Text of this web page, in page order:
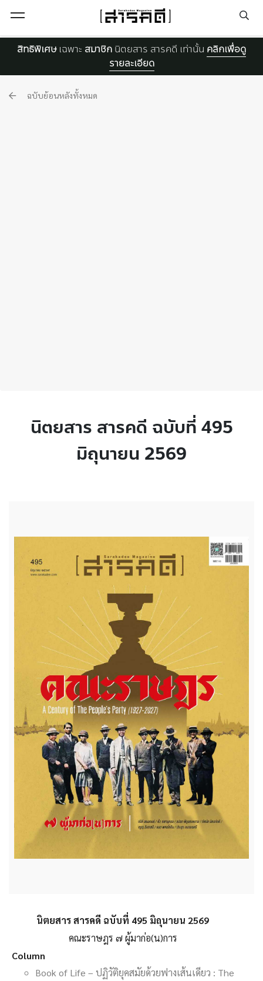
สิทธิพิเศษเฉพาะ สมาชิก นิตยสาร สารคดี เท่านั้น คลิกเพื่อดู
รายละเอียด
ฉบับย้อนหลังทั้งหมด
นิตยสาร สารคดี ฉบับที่ 495
มิถุนายน 2569
นิตยสาร สารคดี ฉบับที่ 495 มิถุนายน 2569
คณะราษฎร ๗ ผู้มาก่อ(น)การ
Column
Book of Life – ปฏิวัติยุคสมัยด้วยฟางเส้นเดียว : The